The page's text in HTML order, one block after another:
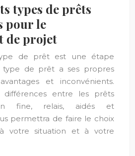
types de prêts
pour le
de projet
de prêt est une étape
type de prêt a ses propres
et inconvénients.
différences entre les prêts
in fine, relais, aidés et
permettra de faire le choix
votre situation et à votre